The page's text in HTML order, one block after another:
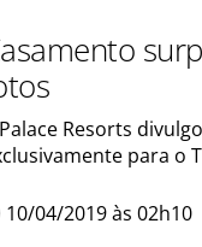
Resorts
para o
10/04/2019 às 02h10